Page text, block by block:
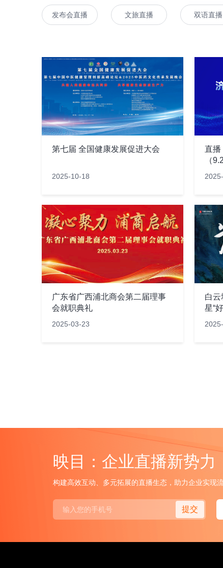
发布会直播 文旅直播 双语直播
第七届 全国健康发展促进大会
2025-10-18
直播
（
广东省广西浦北商会第二届理事
会就职典礼
2025-03-23
白云
星“
映目：企业直播新势力
构建高效互动、多元拓展的直播生态，助力企业实现
提交